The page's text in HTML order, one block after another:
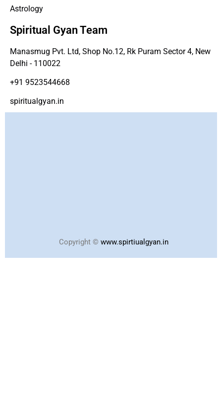
Astrology
Spiritual Gyan Team
Manasmug Pvt. Ltd, Shop No.12, Rk Puram Sector 4, New
Delhi - 110022
+91 9523544668
spiritualgyan.in
Copyright © www.spirtiualgyan.in